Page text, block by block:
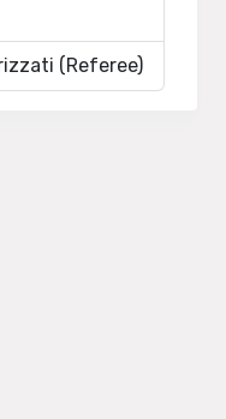
(Referee)